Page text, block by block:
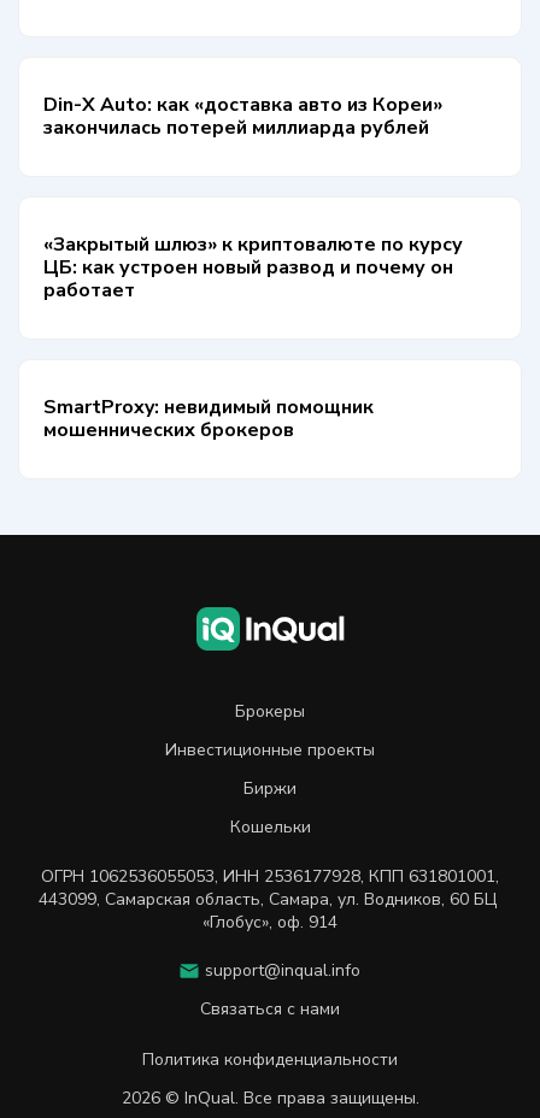
Din-X Auto: как «доставка авто из Кореи»
закончилась потерей миллиарда рублей
«Закрытый шлюз» к криптовалюте по курсу
ЦБ: как устроен новый развод и почему он
работает
SmartProxy: невидимый помощник
мошеннических брокеров
Брокеры
Инвестиционные проекты
Биржи
Кошельки
ОГРН 1062536055053, ИНН 2536177928, КПП 631801001,
443099, Самарская область, Самара, ул. Водников, 60 БЦ
«Глобус», оф. 914
support@inqual.info
Связаться с нами
Политика конфиденциальности
2026 © InQual. Все права защищены.